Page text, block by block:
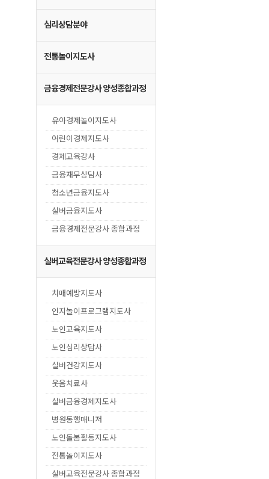
심리상담분야
전통놀이지도사
금융경제전문강사 양성종합과정
유아경제놀이지도사
어린이경제지도사
경제교육강사
금융재무상담사
청소년금융지도사
실버금융지도사
금융경제전문강사 종합과정
실버교육전문강사 양성종합과정
치매예방지도사
인지놀이프로그램지도사
노인교육지도사
노인심리상담사
실버건강지도사
웃음치료사
실버금융경제지도사
병원동행매니저
노인돌봄활동지도사
전통놀이지도사
실버교육전문강사 종합과정